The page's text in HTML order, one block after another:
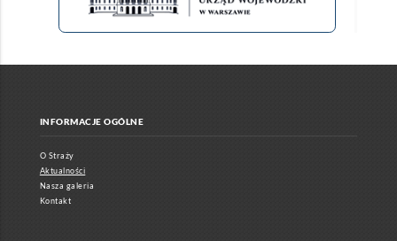
INFORMACJE OGÓLNE
O Straży
Aktualności
Nasza galeria
Kontakt